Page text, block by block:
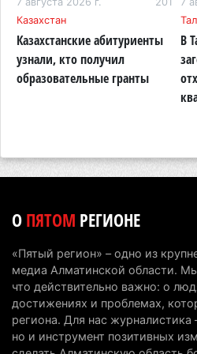
Проезд по БАКАД резко
Алматинской области
тарифы
первоклассников начнут
6 августа 2026 г. 10:47
Казахстанцы назвали
считают себя бедными
6 августа 2026 г. 09:52
Казахстан
Казахстанские абитуриенты
узнали, кто получил
образовательные гранты
В
ОПЯТОМ РЕГИОНЕ
«Пятый регион» – одно из
медиа Алматинской области.
что действительно важно: о
достижениях и проблемах,
региона. Для нас журналистика
но и инструмент позитивных